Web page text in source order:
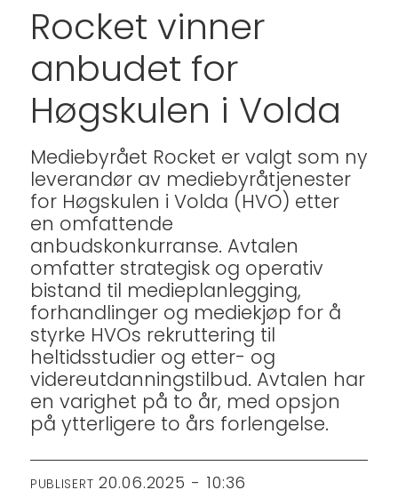
Rocket vinner
anbudet for
Høgskulen i Volda
Mediebyrået Rocket er valgt som ny
leverandør av mediebyråtjenester
for Høgskulen i Volda (HVO) etter
en omfattende
anbudskonkurranse. Avtalen
omfatter strategisk og operativ
bistand til medieplanlegging,
forhandlinger og mediekjøp for å
styrke HVOs rekruttering til
heltidsstudier og etter- og
videreutdanningstilbud. Avtalen har
en varighet på to år, med opsjon
på ytterligere to års forlengelse.
PUBLISERT 20.06.2025 - 10:36